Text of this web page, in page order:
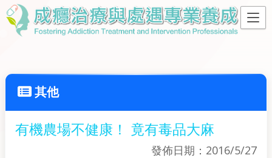
其他
有機農場不健康！ 竟有毒品大麻
發佈日期：2016/5/27